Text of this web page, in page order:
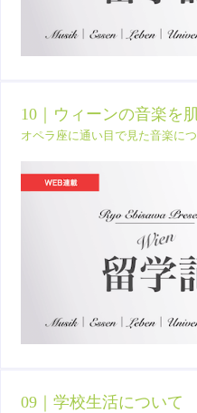
10｜ウィーンの音楽を
オペラ座に通い目で見た音楽に
09｜学校生活について